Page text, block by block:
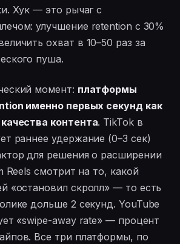
Хук — это рычаг с
улучшение retention с 30%
охват в 10–50 раз за
пуша.
момент: платформы
именно первых секунд как
контента. TikTok в
раннее удержание (0–3 сек)
для решения о расширении
Reels смотрит на то, какой
«остановил скролл» — то есть
дольше 2 секунд. YouTube
«swipe-away rate» — процент
Все три платформы, по